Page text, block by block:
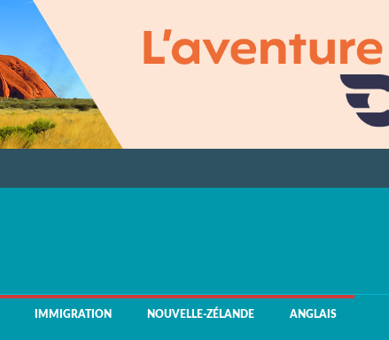
IMMIGRATION NOUVELLE-ZÉLANDE ANGLAIS